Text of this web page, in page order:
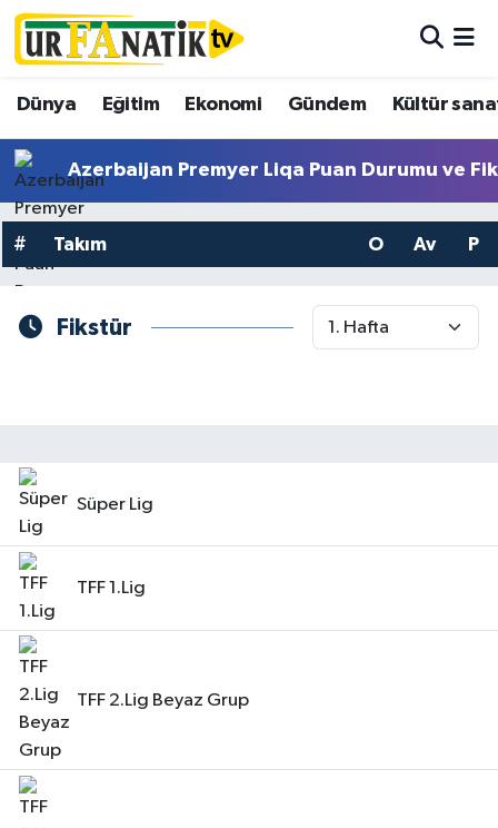
Dünya Eğitim Ekonomi Gündem Kültür
Azerbaijan Premyer Liqa Puan Durumu ve
# Takım O Av P
Fikstür
Süper Lig
TFF 1.Lig
TFF 2.Lig Beyaz Grup
Trafik Durumu
Tüm Manşetler